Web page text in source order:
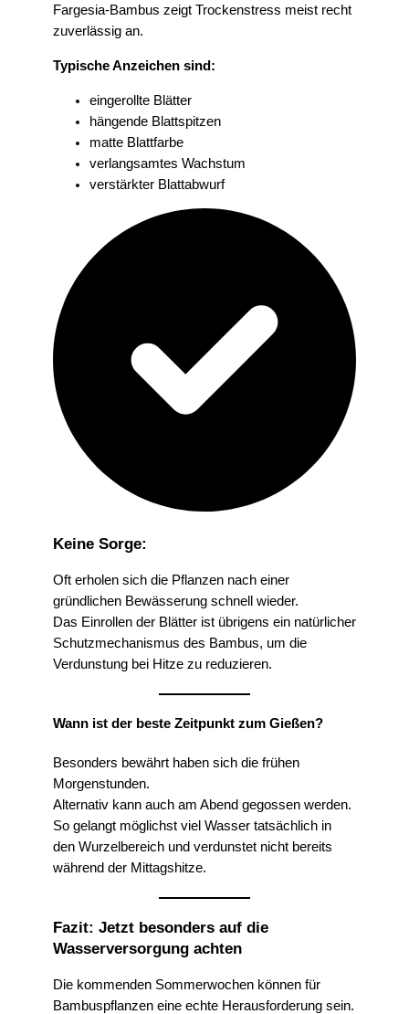
Fargesia-Bambus zeigt Trockenstress meist recht
zuverlässig an.
Typische Anzeichen sind:
eingerollte Blätter
hängende Blattspitzen
matte Blattfarbe
verlangsamtes Wachstum
verstärkter Blattabwurf
Keine Sorge:
Oft erholen sich die Pflanzen nach einer
gründlichen Bewässerung schnell wieder.
Das Einrollen der Blätter ist übrigens ein natürlicher
Schutzmechanismus des Bambus, um die
Verdunstung bei Hitze zu reduzieren.
Wann ist der beste Zeitpunkt zum Gießen?
Besonders bewährt haben sich die frühen
Morgenstunden.
Alternativ kann auch am Abend gegossen werden.
So gelangt möglichst viel Wasser tatsächlich in
den Wurzelbereich und verdunstet nicht bereits
während der Mittagshitze.
Fazit: Jetzt besonders auf die
Wasserversorgung achten
Die kommenden Sommerwochen können für
Bambuspflanzen eine echte Herausforderung sein.